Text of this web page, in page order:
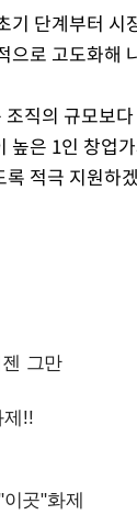
단계부터 시
으로 고도화해
직의 규모보
은 1인 창업
적극 지원하